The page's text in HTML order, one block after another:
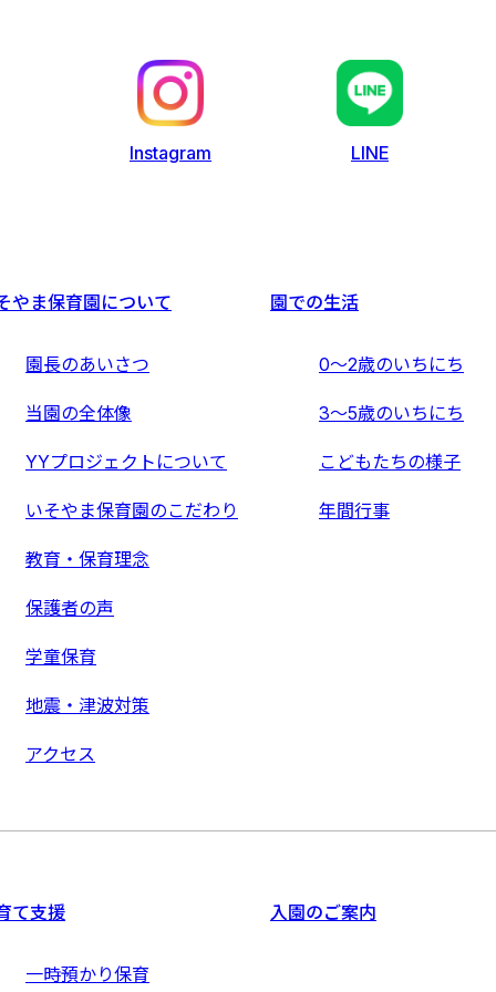
Instagram LINE
やま保育園について
園長のあいさつ
当園の全体像
YYプロジェクトについて
いそやま保育園のこだわり
教育・保育理念
保護者の声
学童保育
地震・津波対策
アクセス
園での生活
0〜2歳のいちにち
3〜5歳のいちにち
こどもたちの様子
年間行事
て支援
一時預かり保育
入園のご案内